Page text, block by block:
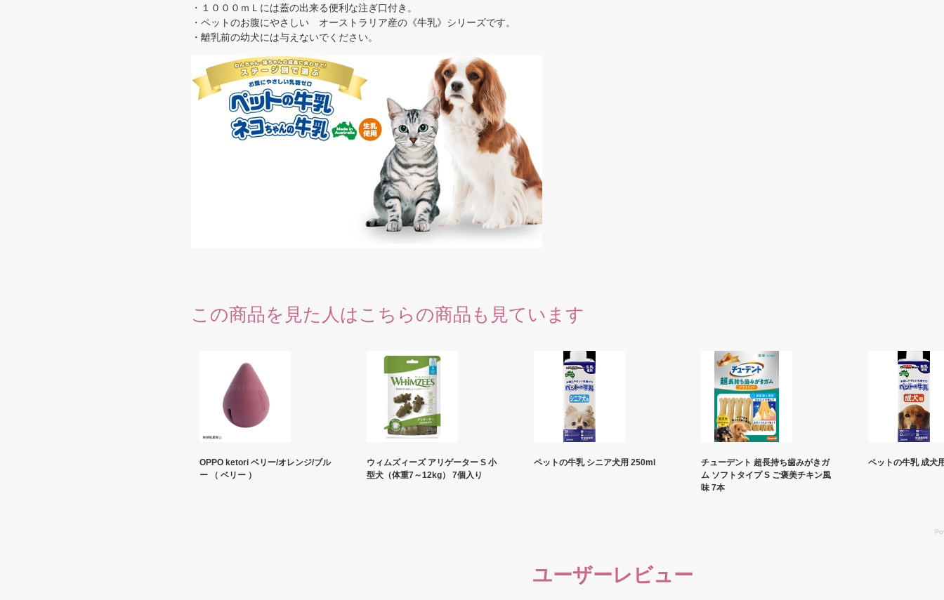
・１０００ｍＬには蓋の出来る便利な注ぎ口付き。
・ペットのお腹にやさしい オーストラリア産の《牛乳》シリーズです。
・離乳前の幼犬には与えないでください。
この商品を見た人はこちらの商品も見ています
OPPO ketori ベリー/オレンジ/ブル
ー （ ベリー ）
ウィムズィーズ アリゲーター S 小
型犬（体重7～12kg） 7個入り
ペットの牛乳 シニア犬用 250ml
チューデント 超長持ち歯みがきガ
ム ソフトタイプ S ご褒美チキン風
味 7本
ペットの牛乳 成犬
ユーザーレビュー